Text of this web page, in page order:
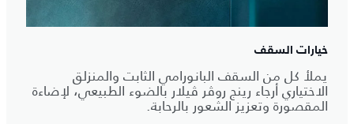
خيارات السقف
يملأ كل من السقف البانورامي الثابت والمنزلق
الاختياري أرجاء رينج روڤر ڤيلار بالضوء الطبيعي، لإضاءة
المقصورة وتعزيز الشعور بالرحابة.